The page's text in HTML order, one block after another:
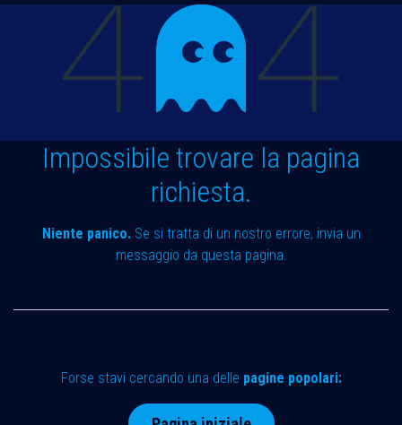
Errore 404
Impossibile trovare la pagina
richiesta.
Niente panico.Se si tratta di un nostro errore, invia un
messaggio da questa pagina.
Forse stavi cercando una delle pagine popolari: